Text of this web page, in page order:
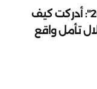
المصور سيزار بالكازار لـ "اكسبوجر 2023": أدركت كيف
تأمل واقع